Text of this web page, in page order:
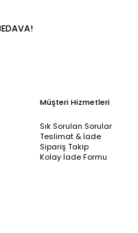
Müşteri Hizmetleri
Sık Sorulan Sorular
Teslimat & İade
Sipariş Takip
Kolay İade Formu